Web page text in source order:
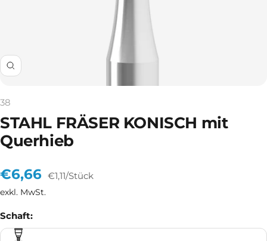
Zoom
38
STAHL FRÄSER KONISCH mit
Querhieb
Angebotspreis
€6,66 €1,11/Stück
exkl. MwSt.
Schaft: